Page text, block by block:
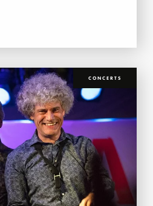
CONCERTS